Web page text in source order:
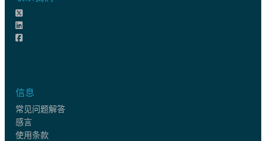
信息
常见问题解答
感言
使用条款